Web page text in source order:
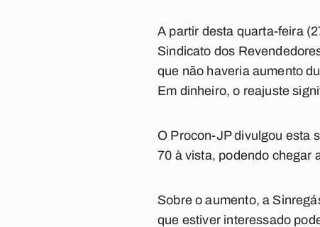
A partir desta quarta-feira
Sindicato dos
que não haveria aumento
Em dinheiro, o reajuste
O Procon-JP divulgou esta
70 à vista, podendo chegar
Sobre o aumento, a
que estiver interessado